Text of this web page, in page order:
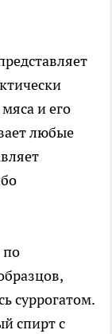
и его
любые
по
суррогатом.
спирт с